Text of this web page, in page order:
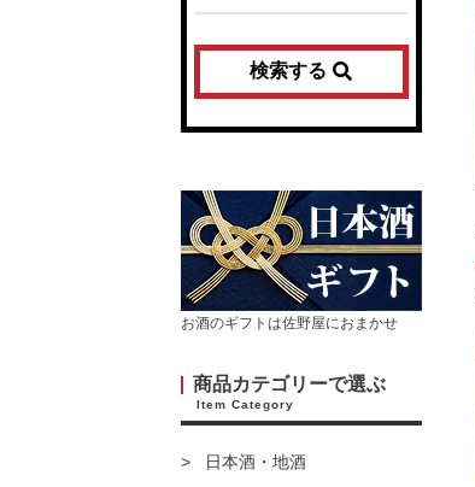
検索する
お酒のギフトは佐野屋におまかせ
商品カテゴリーで選ぶ
Item Category
日本酒・地酒